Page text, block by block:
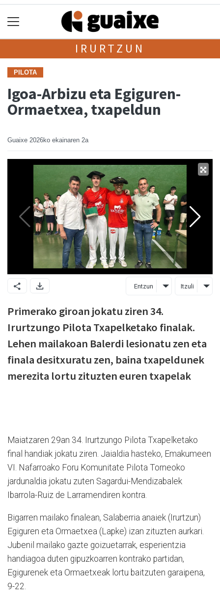
IRURTZUN
PILOTA
Igoa-Arbizu eta Egiguren-
Ormaetxea, txapeldun
Guaixe 2026ko ekainaren 2a
Entzun Itzuli
Primerako giroan jokatu ziren 34.
Irurtzungo Pilota Txapelketako finalak.
Lehen mailakoan Balerdi lesionatu zen eta
finala desitxuratu zen, baina txapeldunek
merezita lortu zituzten euren txapelak
Maiatzaren 29an 34. Irurtzungo Pilota Txapelketako
final handiak jokatu ziren. Jaialdia hasteko, Emakumeen
VI. Nafarroako Foru Komunitate Pilota Torneoko
jardunaldia jokatu zuten Sagardui-Mendizabalek
Ibarrola-Ruiz de Larramendiren kontra.
Bigarren mailako finalean, Salaberria anaiek (Irurtzun)
Egiguren eta Ormaetxea (Lapke) izan zituzten aurkari.
Jubenil mailako gazte goizuetarrak, esperientzia
handiagoa duten gipuzkoarren kontrako partidan,
Egigurenek eta Ormaetxeak lortu baitzuten garaipena,
9-22.